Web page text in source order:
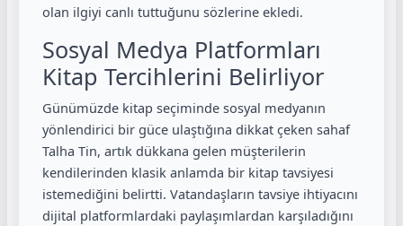
olan ilgiyi canlı tuttuğunu sözlerine ekledi.
Sosyal Medya Platformları
Kitap Tercihlerini Belirliyor
Günümüzde kitap seçiminde sosyal medyanın
yönlendirici bir güce ulaştığına dikkat çeken sahaf
Talha Tin, artık dükkana gelen müşterilerin
kendilerinden klasik anlamda bir kitap tavsiyesi
istemediğini belirtti. Vatandaşların tavsiye ihtiyacını
dijital platformlardaki paylaşımlardan karşıladığını